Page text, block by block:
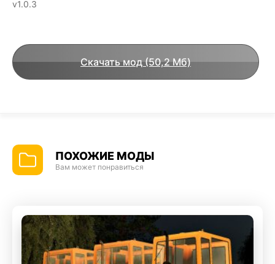
v1.0.3
Скачать мод (50,2 Мб)
ПОХОЖИЕ МОДЫ
Вам может понравиться